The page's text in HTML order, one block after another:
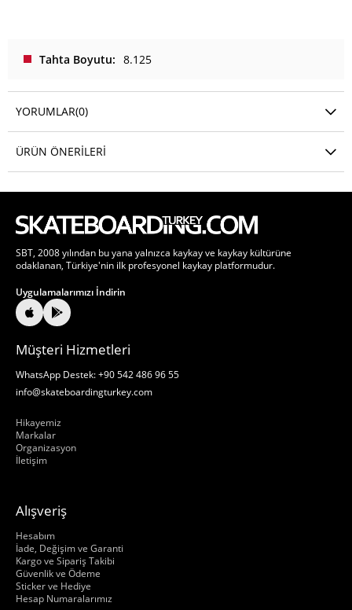
Tahta Boyutu 8.125
YORUMLAR(0)
ÜRÜN ÖNERILERI
SBT, 2008 yılından bu yana yalnızca kaykay ve kaykay kültürüne
odaklanan, Türkiye'nin ilk profesyonel kaykay platformudur.
Uygulamalarımızı İndirin
Müşteri Hizmetleri
WhatsApp Destek: +90 542 486 96 55
info@skateboardingturkey.com
Hikayemiz
Markalar
Organizasyon
İletişim
Alışveriş
Hakkımızda
Hesabım
İade, Değişim ve Garanti
Kargo ve Sipariş Takibi
Güvenlik ve Ödeme
Sticker ve Hediye
Hesap Numaralarımız